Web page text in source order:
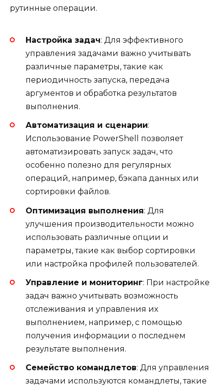
рутинные операции.
Настройка задач: Для эффективного
управления задачами важно учитывать
различные параметры, такие как
периодичность запуска, передача
аргументов и обработка результатов
выполнения.
Автоматизация и сценарии:
Использование PowerShell позволяет
автоматизировать запуск задач, что
особенно полезно для регулярных
операций, например, бэкапа данных или
сортировки файлов.
Оптимизация выполнения: Для
улучшения производительности можно
использовать различные опции и
параметры, такие как выбор сортировки
или настройка профилей пользователей.
Управление и мониторинг: При настройке
задач важно учитывать возможность
отслеживания и управления их
выполнением, например, с помощью
получения информации о последнем
результате выполнения.
Семейство командлетов: Для управления
задачами используются командлеты, такие